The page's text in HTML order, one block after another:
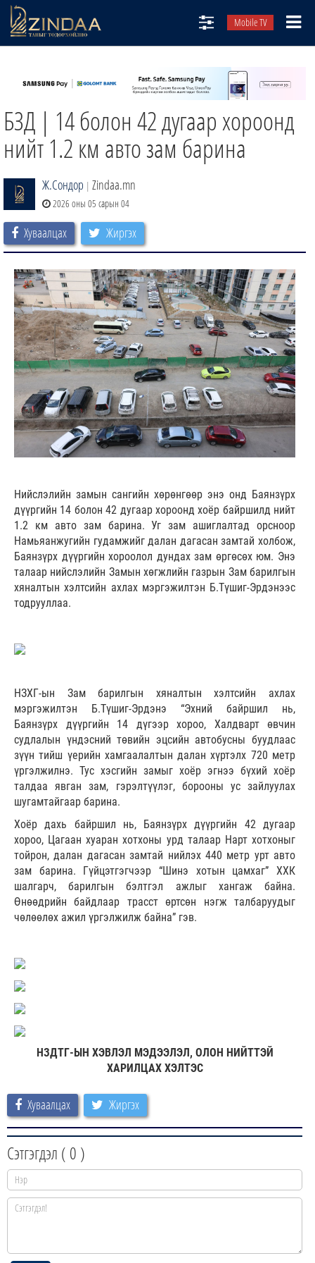
Mobile TV
ТВ8
ӨГЛӨӨНИЙ СОНИН
АУДИО ЗОХИОЛ
БЗД | 14 болон 42 дугаар хороонд
нийт 1.2 км авто зам барина
Ж.Сондор | Zindaa.mn
2026 оны 05 сарын 04
Хуваалцах Жиргэх
Нийслэлийн замын сангийн хөрөнгөөр энэ онд Баянзүрх
дүүргийн 14 болон 42 дугаар хороонд хоёр байршилд нийт
1.2 км авто зам барина. Уг зам ашиглалтад орсноор
Намьяанжугийн гудамжийг далан дагасан замтай холбож,
Баянзүрх дүүргийн хороолол дундах зам өргөсөх юм. Энэ
талаар нийслэлийн Замын хөгжлийн газрын Зам барилгын
хяналтын хэлтсийн ахлах мэргэжилтэн Б.Түшиг-Эрдэнээс
тодрууллаа.
НЗХГ-ын Зам барилгын хяналтын хэлтсийн ахлах
мэргэжилтэн Б.Түшиг-Эрдэнэ “Эхний байршил нь,
Баянзүрх дүүргийн 14 дүгээр хороо, Халдварт өвчин
судлалын үндэсний төвийн эцсийн автобусны буудлаас
зүүн тийш үерийн хамгаалалтын далан хүртэлх 720 метр
үргэлжилнэ. Тус хэсгийн замыг хоёр эгнээ бүхий хоёр
талдаа явган зам, гэрэлтүүлэг, борооны ус зайлуулах
шугамтайгаар барина.
Хоёр дахь байршил нь, Баянзүрх дүүргийн 42 дугаар
хороо, Цагаан хуаран хотхоны урд талаар Нарт хотхоныг
тойрон, далан дагасан замтай нийлэх 440 метр урт авто
зам барина. Гүйцэтгэгчээр “Шинэ хотын цамхаг” ХХК
шалгарч, барилгын бэлтгэл ажлыг хангаж байна.
Өнөөдрийн байдлаар трасст өртсөн нэгж талбаруудыг
чөлөөлөх ажил үргэлжилж байна” гэв.
НЗДТГ-ЫН ХЭВЛЭЛ МЭДЭЭЛЭЛ, ОЛОН НИЙТТЭЙ
ХАРИЛЦАХ ХЭЛТЭС
Хуваалцах Жиргэх
Сэтгэгдэл ( 0 )